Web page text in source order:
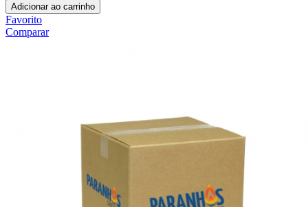
Adicionar ao carrinho
Favorito
Comparar